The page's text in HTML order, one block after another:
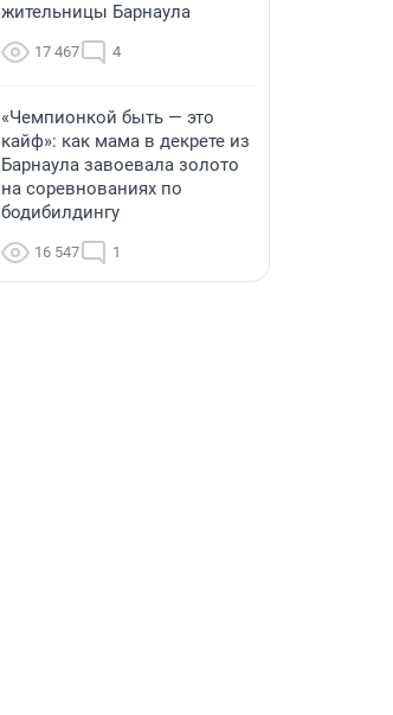
жительницы Барнаула
17 467 4
«Чемпионкой быть — это
кайф»: как мама в декрете из
Барнаула завоевала золото
на соревнованиях по
бодибилдингу
16 547 1